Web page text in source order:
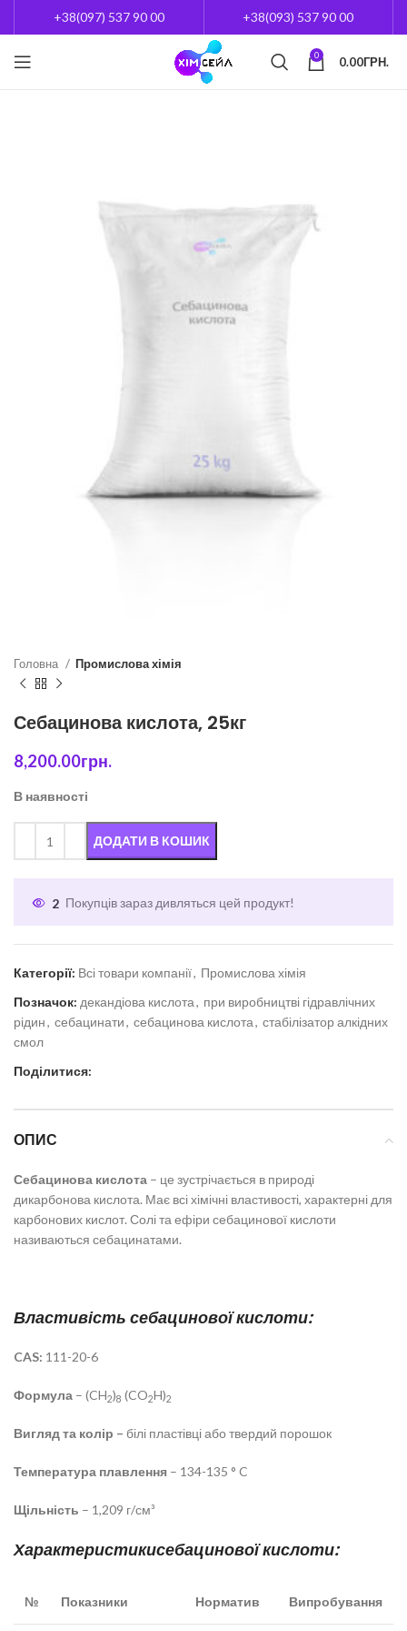
+38(097) 537 90 00 +38(093) 537 90 00
0 0.00ГРН.
Головна Промислова хімія
Себацинова кислота, 25кг
8,200.00грн.
В наявності
ДОДАТИ В КОШИК
2 Покупців зараз дивляться цей продукт!
Категорії: Всі товари компанії, Промислова хімія
Позначок: декандіова кислота, при виробництві гідравлічних
рідин, себацинати, себацинова кислота, стабілізатор алкідних
смол
Поділитися:
ОПИС
Себацинова кислота – це зустрічається в природі
дикарбонова кислота. Має всі хімічні властивості, характерні для
карбонових кислот. Солі та ефіри себацинової кислоти
називаються себацинатами.
Властивість себацинової кислоти:
CAS: 111-20-6
Формула – (CH2)8 (CO2H)2
Вигляд та колір – білі пластівці або твердий порошок
Температура плавлення – 134-135 ° C
Щільність – 1,209 г/см³
Характеристикисебацинової кислоти:
№ Показники Норматив Випробування